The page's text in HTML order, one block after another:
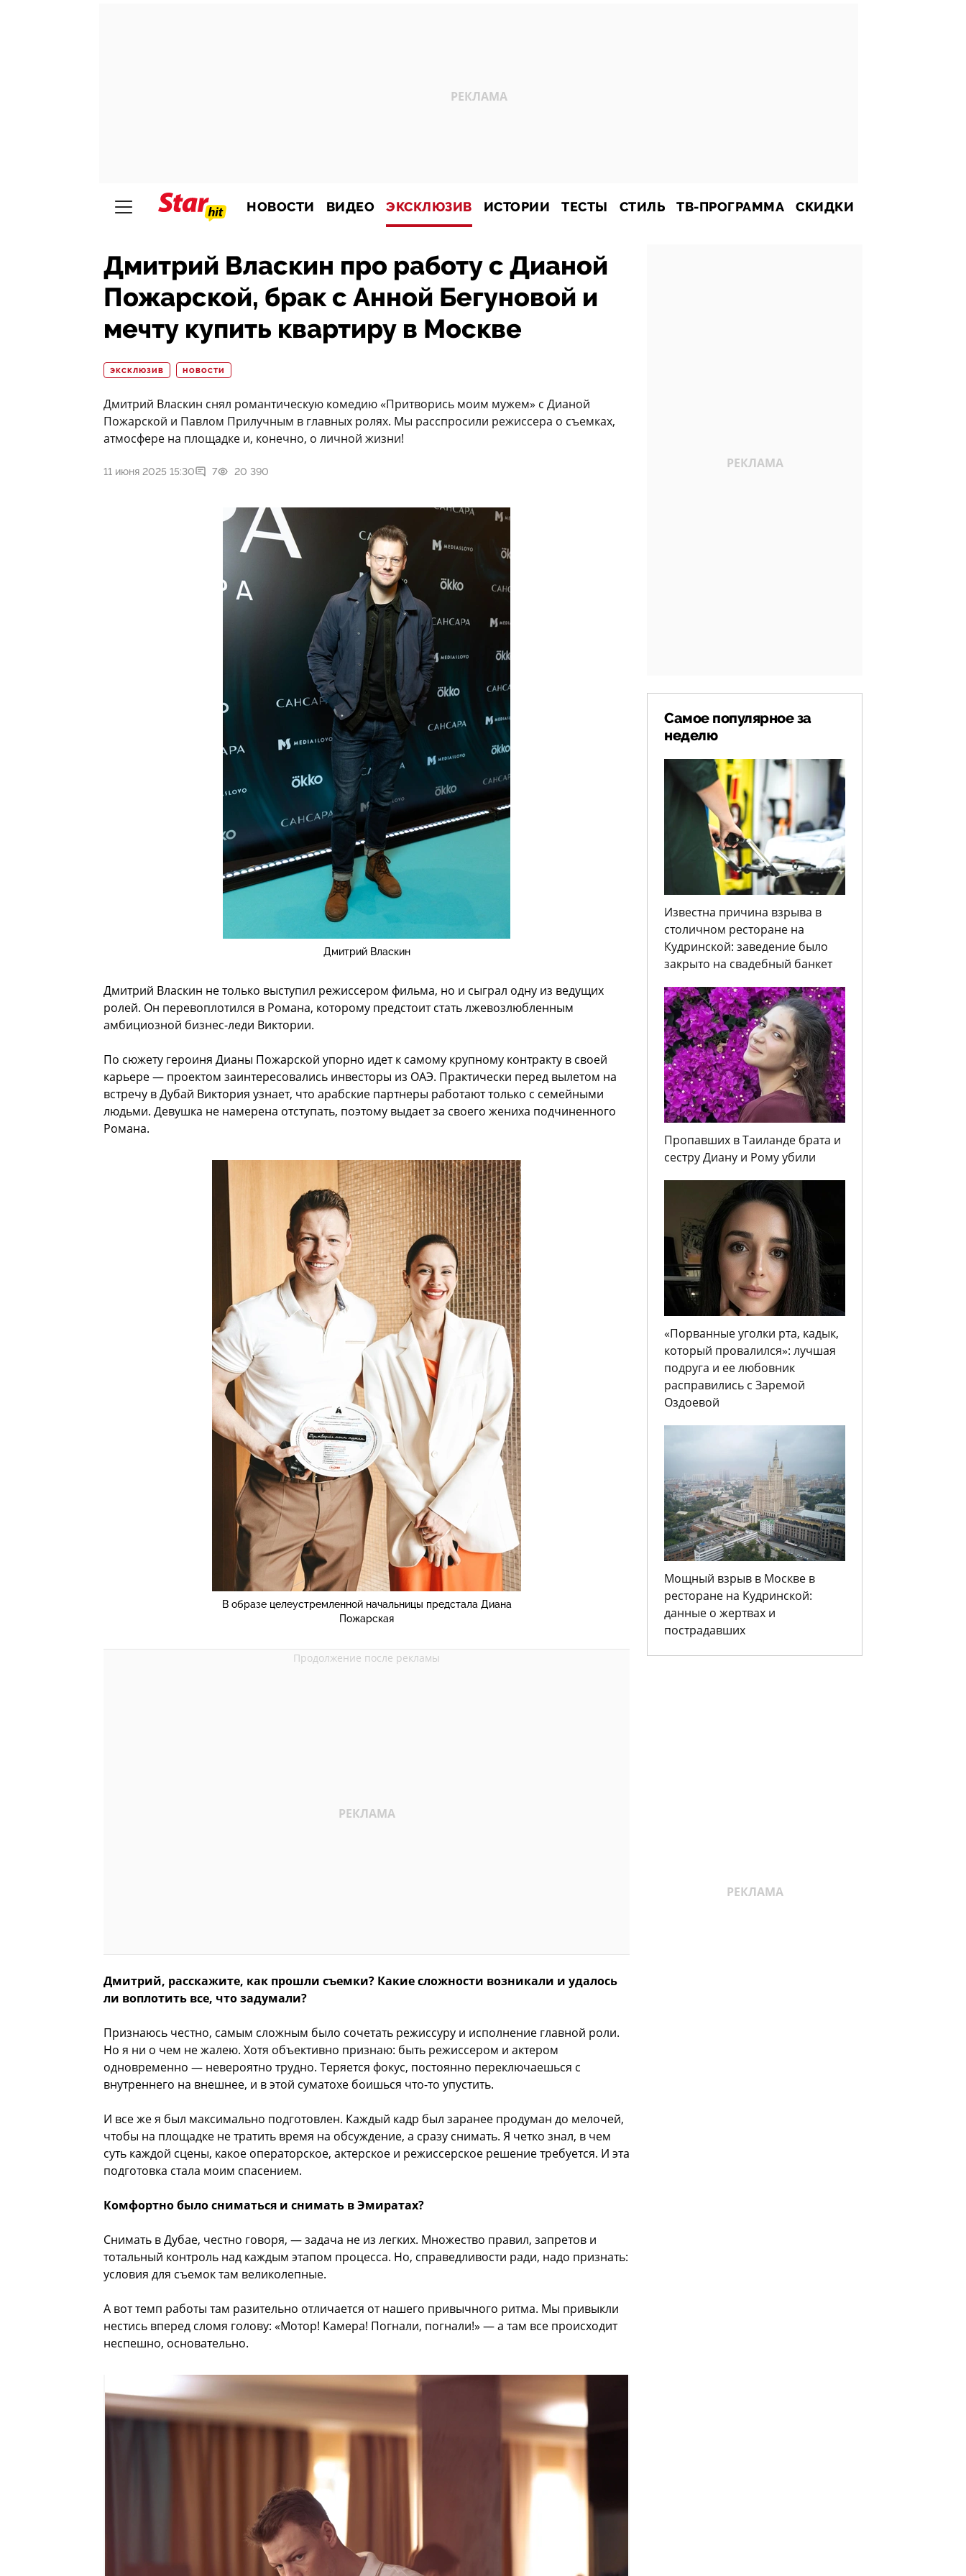
НОВОСТИ ВИДЕО ЭКСКЛЮЗИВ ИСТОРИИ ТЕСТЫ СТИЛЬ ТВ-ПРОГРАММА СКИДКИ
Дмитрий Власкин про работу с Дианой
Пожарской, брак с Анной Бегуновой и
мечту купить квартиру в Москве
ЭКСКЛЮЗИВ НОВОСТИ
Дмитрий Власкин снял романтическую комедию «Притворись моим мужем» с Дианой
Пожарской и Павлом Прилучным в главных ролях. Мы расспросили режиссера о съемках,
атмосфере на площадке и, конечно, о личной жизни!
11 июня 2025 15:30 7 20 390
Дмитрий Власкин
Дмитрий Власкин не только выступил режиссером фильма, но и сыграл одну из ведущих
ролей. Он перевоплотился в Романа, которому предстоит стать лжевозлюбленным
амбициозной бизнес-леди Виктории.
По сюжету героиня Дианы Пожарской упорно идет к самому крупному контракту в своей
карьере — проектом заинтересовались инвесторы из ОАЭ. Практически перед вылетом на
встречу в Дубай Виктория узнает, что арабские партнеры работают только с семейными
людьми. Девушка не намерена отступать, поэтому выдает за своего жениха подчиненного
Романа.
В образе целеустремленной начальницы предстала Диана
Пожарская
Дмитрий, расскажите, как прошли съемки? Какие сложности возникали и удалось
ли воплотить все, что задумали?
Признаюсь честно, самым сложным было сочетать режиссуру и исполнение главной роли.
Но я ни о чем не жалею. Хотя объективно признаю: быть режиссером и актером
одновременно — невероятно трудно. Теряется фокус, постоянно переключаешься с
внутреннего на внешнее, и в этой суматохе боишься что-то упустить.
И все же я был максимально подготовлен. Каждый кадр был заранее продуман до мелочей,
чтобы на площадке не тратить время на обсуждение, а сразу снимать. Я четко знал, в чем
суть каждой сцены, какое операторское, актерское и режиссерское решение требуется. И эта
подготовка стала моим спасением.
Комфортно было сниматься и снимать в Эмиратах?
Снимать в Дубае, честно говоря, — задача не из легких. Множество правил, запретов и
тотальный контроль над каждым этапом процесса. Но, справедливости ради, надо признать:
условия для съемок там великолепные.
А вот темп работы там разительно отличается от нашего привычного ритма. Мы привыкли
нестись вперед сломя голову: «Мотор! Камера! Погнали, погнали!» — а там все происходит
неспешно, основательно.
Самое популярное за
неделю
Известна причина взрыва в
столичном ресторане на
Кудринской: заведение было
закрыто на свадебный банкет
Пропавших в Таиланде брата и
сестру Диану и Рому убили
«Порванные уголки рта, кадык,
который провалился»: лучшая
подруга и ее любовник
расправились с Заремой
Оздоевой
Мощный взрыв в Москве в
ресторане на Кудринской:
данные о жертвах и
пострадавших